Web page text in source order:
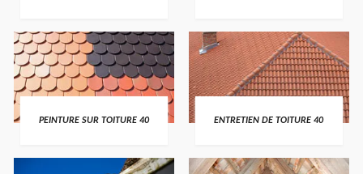
PEINTURE SUR TOITURE 40 ENTRETIEN DE TOITURE 40